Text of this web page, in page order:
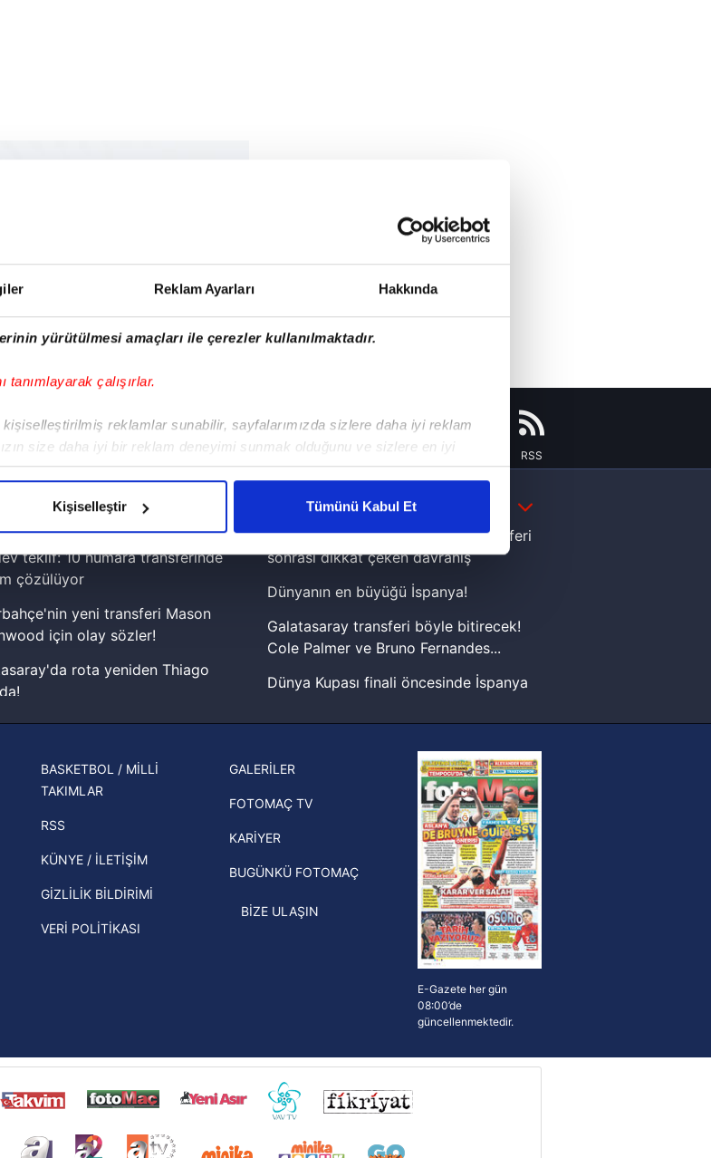
Reklam Ayarları Hakkında
yürütülmesi amaçları ile çerezler kullanılmaktadır.
tanımlayarak çalışırlar.
reklamlar sunabilir, sayfalarımızda sizlere daha iyi reklam
size daha iyi bir reklam deneyimi sunmak olduğunu ve sizlere en iyi
gösterdiğimizi ve bu noktada, reklamların maliyetlerimizi karşılamak
takdirde, kullanıcılara hedefli reklamlar gösterilmeyecektir."
Sitemizde kendimize ve üçüncü kişilere ait çerezler kullanılmaktadır. Bu
olup gerekli olan çerezler bilgi toplumu hizmetlerinin sunulması
daha işlevsel kılınması ve kişiselleştirilmesi ve sizlere yönelik
sınırlı olarak açık rızanız dahilinde kullanılacaktır.
vasıtasıyla belirleyebilirsiniz. Çerezlere ilişkin detaylı bilgi için Ayarlar
uyarınca hazırlanmış Aydınlatma Metnimizi okumak ve sitemizde ilgili
bilgi almak için lütfentıklayınız
Kişiselleştir Tümünü Kabul Et
RSS
DAHA FAZLA
Dünya Kupası yıldızı
teklif: 10 numara transferinde
çözülüyor
yeni transferi Mason
için olay sözler!
rota yeniden Thiago
Şampiyonlar Ligi'nde
elerlerse...
gündem olan manşetler!
UEFA Avrupa Ligi'nde 3. Ön
Lamine Yamal'dan Dünya Kupası zaferi
sonrası dikkat çeken davranış
Dünyanın en büyüğü İspanya!
Galatasaray transferi böyle bitirecek!
Cole Palmer ve Bruno Fernandes...
Dünya Kupası finali öncesinde İspanya
şampiyonluk yüzüğü verilecek
Hernan Crespo, Meksika Ligi
ekiplerinden Atlas'ın yeni teknik
direktörü oldu
BASKETBOL / MİLLİ
TAKIMLAR
RSS
KÜNYE / İLETİŞİM
GİZLİLİK BİLDİRİMİ
VERİ POLİTİKASI
GALERİLER
FOTOMAÇ TV
KARİYER
BUGÜNKÜ FOTOMAÇ
BİZE ULAŞIN
E-Gazete her gün
08:00’de
güncellenmektedir.